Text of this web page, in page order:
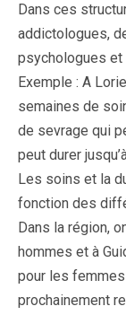
Dans ces
addictologues,
psychologues
Exemple : A
semaines de
de sevrage qui
peut durer
Les soins et la
fonction des
Dans la région,
hommes et à
pour les
prochainement